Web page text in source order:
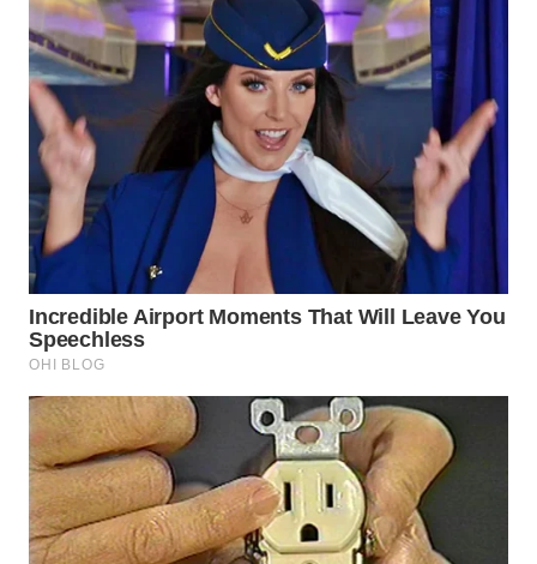
WN
PAKPAK
KARAWANG
WN
BEKASI
BOGOR
WN
DEPOK
WN
TAPANULI
UTARA